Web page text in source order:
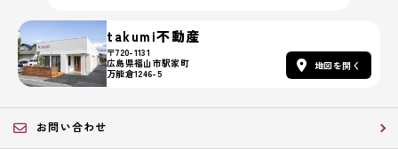
takumi不動産
〒720-1131
広島県福山市駅家町
万能倉1246-5
地図を開く
お問い合わせ